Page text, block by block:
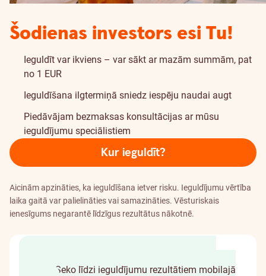
Šodienas investors esi Tu!
Ieguldīt var ikviens – var sākt ar mazām summām, pat
no 1 EUR
Ieguldīšana ilgtermiņā sniedz iespēju naudai augt
Piedāvājam bezmaksas konsultācijas ar mūsu
ieguldījumu speciālistiem
Kur ieguldīt?
Aicinām apzināties, ka ieguldīšana ietver risku. Ieguldījumu vērtība
laika gaitā var palielināties vai samazināties. Vēsturiskais
ienesīgums negarantē līdzīgus rezultātus nākotnē.
Seko līdzi ieguldījumu rezultātiem mobilajā